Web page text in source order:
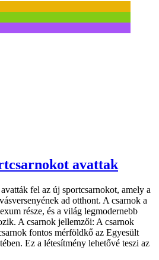
avattak
fel az új sportcsarnokot, amely a
ad otthont. A csarnok a
része, és a világ legmodernebb
A csarnok jellemzői: A csarnok
fontos mérföldkő az Egyesült
Ez a létesítmény lehetővé teszi az